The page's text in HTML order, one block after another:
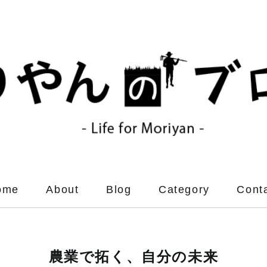
About Blog Category
農業で拓く、自分の未来